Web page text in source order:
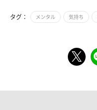
タグ： メンタル 気持ち